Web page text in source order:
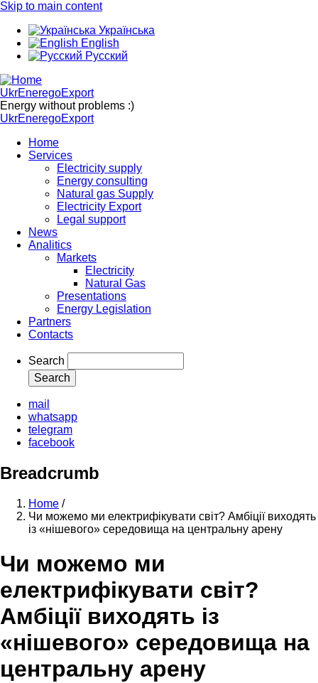
Skip to main content
Українська
English
Русский
UkrEneregoExport
Energy without problems :)
UkrEneregoExport
Home
Services
Electricity supply
Energy consulting
Natural gas Supply
Electricity Export
Legal support
News
Analitics
Markets
Electricity
Natural Gas
Presentations
Energy Legislation
Partners
Contacts
Search
mail
whatsapp
telegram
facebook
Breadcrumb
Home /
Чи можемо ми електрифікувати світ? Амбіції виходять
із «нішевого» середовища на центральну арену
Чи можемо ми
електрифікувати світ?
Амбіції виходять із
«нішевого» середовища на
центральну арену